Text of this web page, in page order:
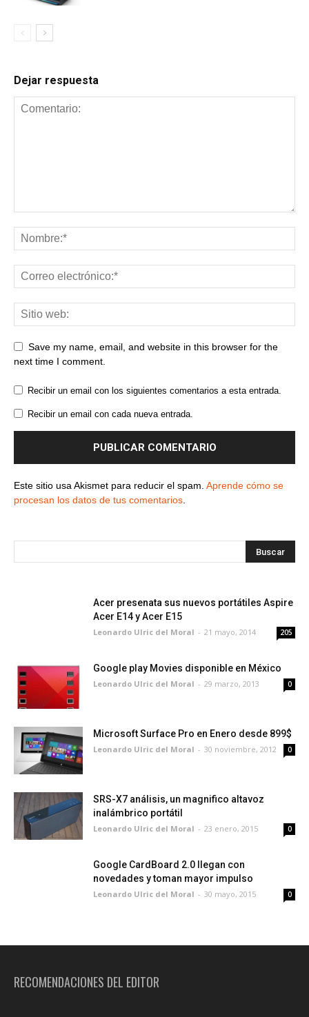
Dejar respuesta
Save my name, email, and website in this browser for the
next time I comment.
Recibir un email con los siguientes comentarios a esta entrada.
Recibir un email con cada nueva entrada.
Este sitio usa Akismet para reducir el spam. Aprende cómo se
procesan los datos de tus comentarios
Acer presenata sus nuevos portátiles Aspire
Acer E14 y Acer E15
Leonardo Ulric del Moral - 21 mayo, 2014 205
Google play Movies disponible en México
Leonardo Ulric del Moral - 29 marzo, 2013 0
Microsoft Surface Pro en Enero desde 899$
Leonardo Ulric del Moral - 30 noviembre, 2012 0
SRS-X7 análisis, un magnifico altavoz
inalámbrico portátil
Leonardo Ulric del Moral - 23 enero, 2015 0
Google CardBoard 2.0 llegan con
novedades y toman mayor impulso
Leonardo Ulric del Moral - 30 mayo, 2015 0
RECOMENDACIONES DEL EDITOR